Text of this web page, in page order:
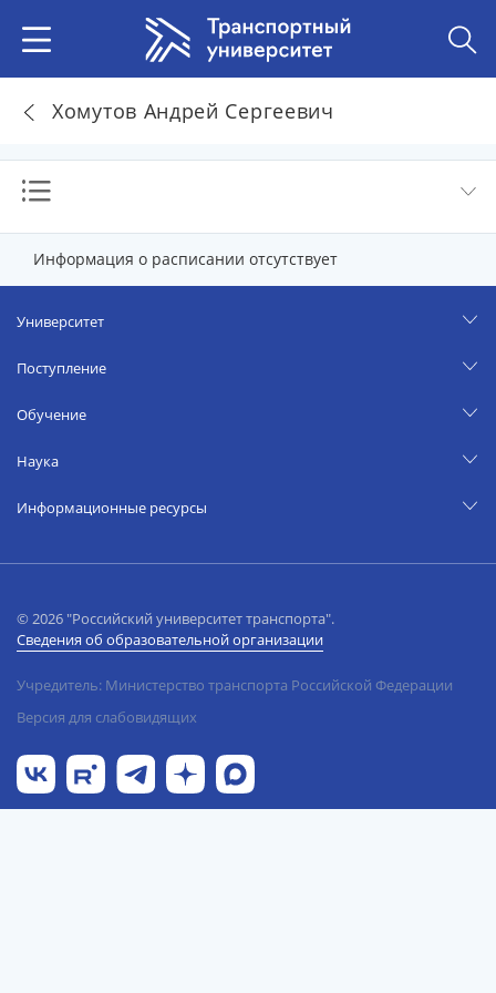
Хомутов Андрей Сергеевич
Информация о расписании отсутствует
Университет
Поступление
Обучение
Наука
Информационные ресурсы
© 2026 "Российский университет транспорта".
Сведения об образовательной организации
Учредитель: Министерство транспорта Российской Федерации
Версия для слабовидящих